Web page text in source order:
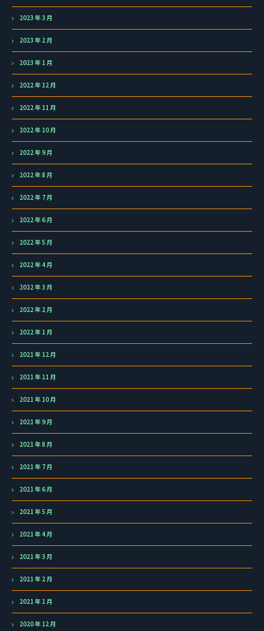
2023 年 3 月
2023 年 2 月
2023 年 1 月
2022 年 12 月
2022 年 11 月
2022 年 10 月
2022 年 9 月
2022 年 8 月
2022 年 7 月
2022 年 6 月
2022 年 5 月
2022 年 4 月
2022 年 3 月
2022 年 2 月
2022 年 1 月
2021 年 12 月
2021 年 11 月
2021 年 10 月
2021 年 9 月
2021 年 8 月
2021 年 7 月
2021 年 6 月
2021 年 5 月
2021 年 4 月
2021 年 3 月
2021 年 2 月
2021 年 1 月
2020 年 12 月